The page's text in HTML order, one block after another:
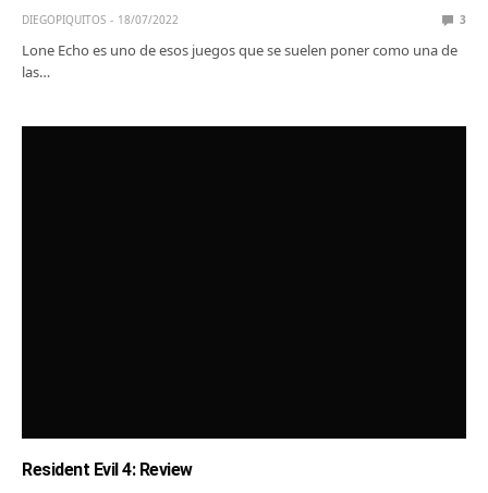
DIEGOPIQUITOS 18/07/2022 3
Lone Echo es uno de esos juegos que se suelen poner como una de
las…
Resident Evil 4: Review